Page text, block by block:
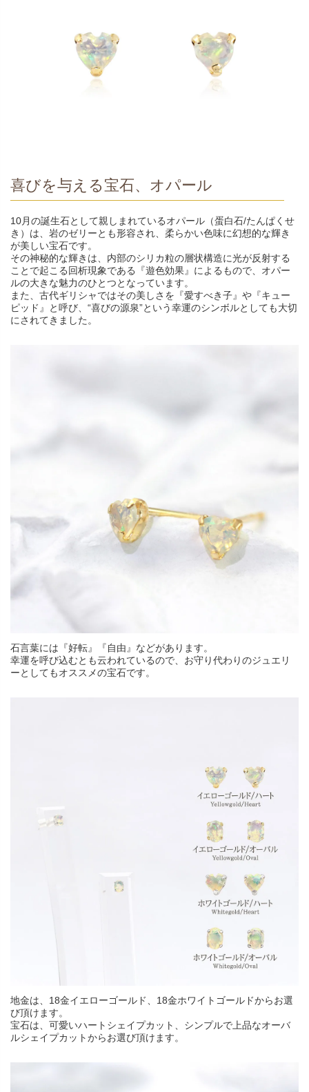
喜びを与える宝石、オパール
10月の誕生石として親しまれているオパール（蛋白石/たんぱくせ
き）は、岩のゼリーとも形容され、柔らかい色味に幻想的な輝き
が美しい宝石です。
その神秘的な輝きは、内部のシリカ粒の層状構造に光が反射する
ことで起こる回析現象である『遊色効果』によるもので、オパー
ルの大きな魅力のひとつとなっています。
また、古代ギリシャではその美しさを『愛すべき子』や『キュー
ピッド』と呼び、“喜びの源泉”という幸運のシンボルとしても大切
にされてきました。
石言葉には『好転』『自由』などがあります。
幸運を呼び込むとも云われているので、お守り代わりのジュエリ
ーとしてもオススメの宝石です。
地金は、18金イエローゴールド、18金ホワイトゴールドからお選
び頂けます。
宝石は、可愛いハートシェイプカット、シンプルで上品なオーバ
ルシェイプカットからお選び頂けます。